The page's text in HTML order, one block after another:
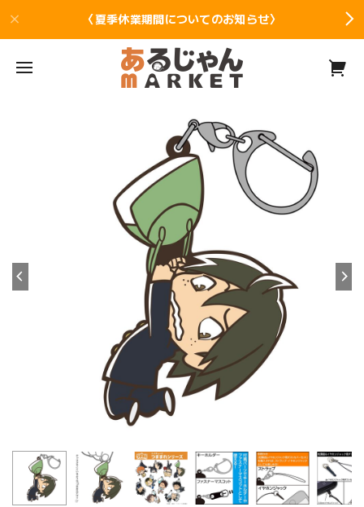
〈夏季休業期間についてのお知らせ〉